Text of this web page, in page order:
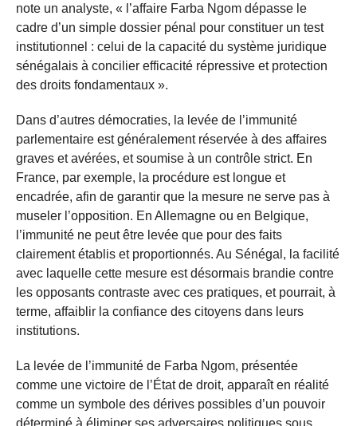
note un analyste, « l’affaire Farba Ngom dépasse le
cadre d’un simple dossier pénal pour constituer un test
institutionnel : celui de la capacité du système juridique
sénégalais à concilier efficacité répressive et protection
des droits fondamentaux ».
Dans d’autres démocraties, la levée de l’immunité
parlementaire est généralement réservée à des affaires
graves et avérées, et soumise à un contrôle strict. En
France, par exemple, la procédure est longue et
encadrée, afin de garantir que la mesure ne serve pas à
museler l’opposition. En Allemagne ou en Belgique,
l’immunité ne peut être levée que pour des faits
clairement établis et proportionnés. Au Sénégal, la facilité
avec laquelle cette mesure est désormais brandie contre
les opposants contraste avec ces pratiques, et pourrait, à
terme, affaiblir la confiance des citoyens dans leurs
institutions.
La levée de l’immunité de Farba Ngom, présentée
comme une victoire de l’État de droit, apparaît en réalité
comme un symbole des dérives possibles d’un pouvoir
déterminé à éliminer ses adversaires politiques sous